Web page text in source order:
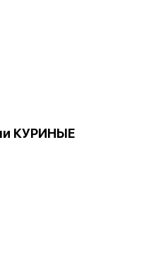
КУРИНЫЕ